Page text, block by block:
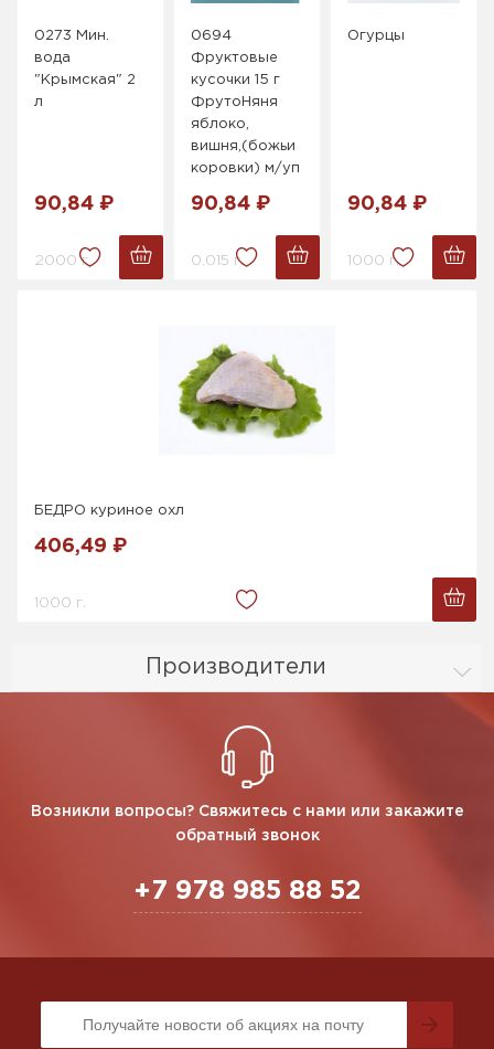
Производители
0273 Мин.
вода
"Крымская" 2
л
90,84 ₽
2000 г.
0694
Фруктовые
кусочки 15 г
ФрутоНяня
яблоко,
вишня,(божьи
коровки) м/уп
90,84 ₽
0.015 г.
Огурцы
90,84 ₽
1000 г.
БЕДРО куриное охл
406,49 ₽
1000 г.
Возникли вопросы? Свяжитесь с нами или закажите
обратный звонок
+7 978 985 88 52